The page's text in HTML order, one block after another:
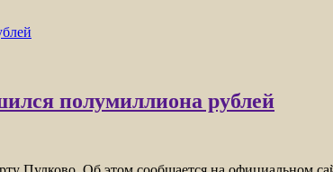
полумиллиона рублей